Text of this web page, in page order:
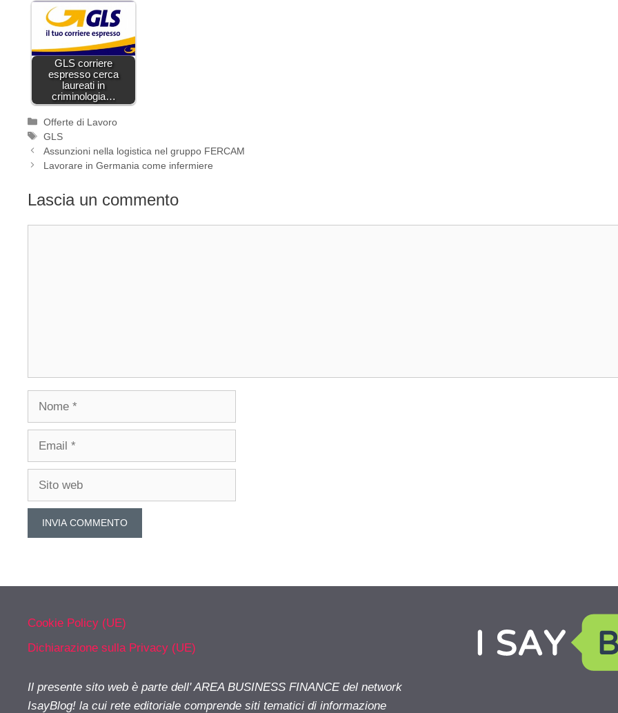
GLS corriere
espresso cerca
laureati in
criminologia…
Categorie
Offerte di Lavoro
Tag
GLS
Assunzioni nella logistica nel gruppo FERCAM
Lavorare in Germania come infermiere
Lascia un commento
Nome
Email
Sito
Cookie Policy (UE)
Dichiarazione sulla Privacy (UE)
Il presente sito web è parte dell' AREA BUSINESS FINANCE del network
IsayBlog! la cui rete editoriale comprende siti tematici di informazione